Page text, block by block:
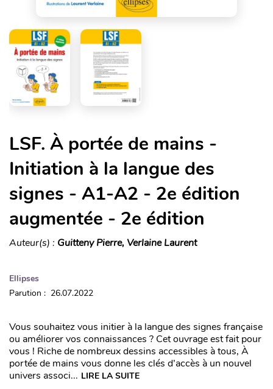
LSF. À portée de mains -
Initiation à la langue des
signes - A1-A2 - 2e édition
augmentée - 2e édition
Auteur(s) : Guitteny Pierre, Verlaine Laurent
Ellipses
Parution : 26.07.2022
Vous souhaitez vous initier à la langue des signes française
ou améliorer vos connaissances ? Cet ouvrage est fait pour
vous ! Riche de nombreux dessins accessibles à tous, À
portée de mains vous donne les clés d’accès à un nouvel
univers associ... LIRE LA SUITE